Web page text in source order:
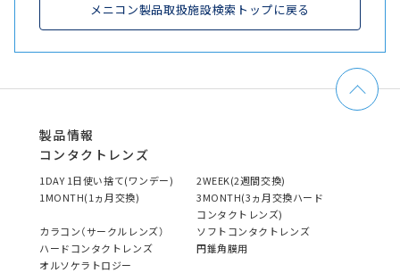
メニコン製品取扱施設検索トップに戻る
製品情報
コンタクトレンズ
1DAY 1日使い捨て(ワンデー)
2WEEK(2週間交換)
1MONTH(1ヵ月交換)
3MONTH(3ヵ月交換ハード
コンタクトレンズ)
カラコン（サークルレンズ）
ソフトコンタクトレンズ
ハードコンタクトレンズ
円錐角膜用
オルソケラトロジー